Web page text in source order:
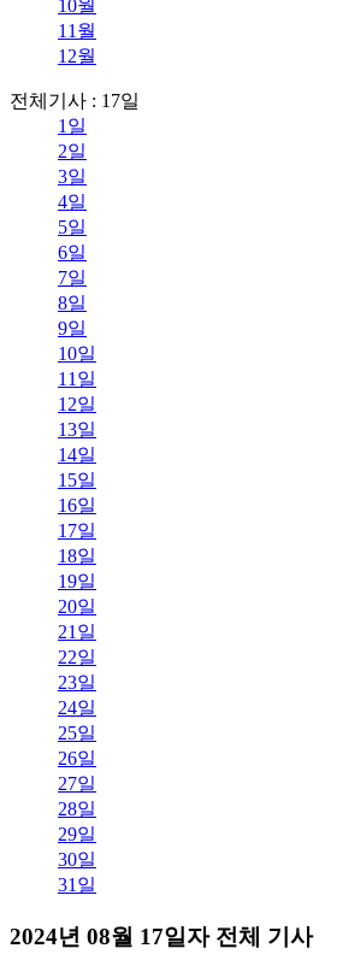
10월
11월
12월
전체기사 : 17일
1일
2일
3일
4일
5일
6일
7일
8일
9일
10일
11일
12일
13일
14일
15일
16일
17일
18일
19일
20일
21일
22일
23일
24일
25일
26일
27일
28일
29일
30일
31일
2024년 08월 17일자 전체 기사